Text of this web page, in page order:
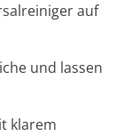
auf
und lassen
klarem